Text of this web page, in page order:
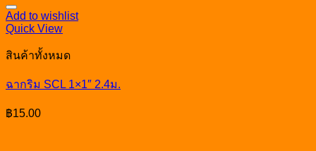
Add to wishlist
Quick View
สินค้าทั้งหมด
ฉากริม SCL 1×1″ 2.4ม.
฿15.00